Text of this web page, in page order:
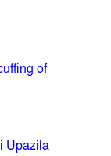
of
Upazila